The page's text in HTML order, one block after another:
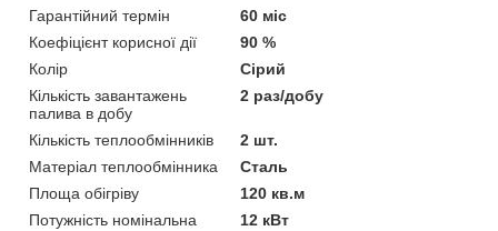
Гарантійний термін
60 міс
Коефіцієнт корисної дії
90 %
Колір
Сірий
Кількість завантажень
палива в добу
2 раз/добу
Кількість теплообмінників
2 шт.
Матеріал теплообмінника
Сталь
Площа обігріву
120 кв.м
Потужність номінальна
12 кВт